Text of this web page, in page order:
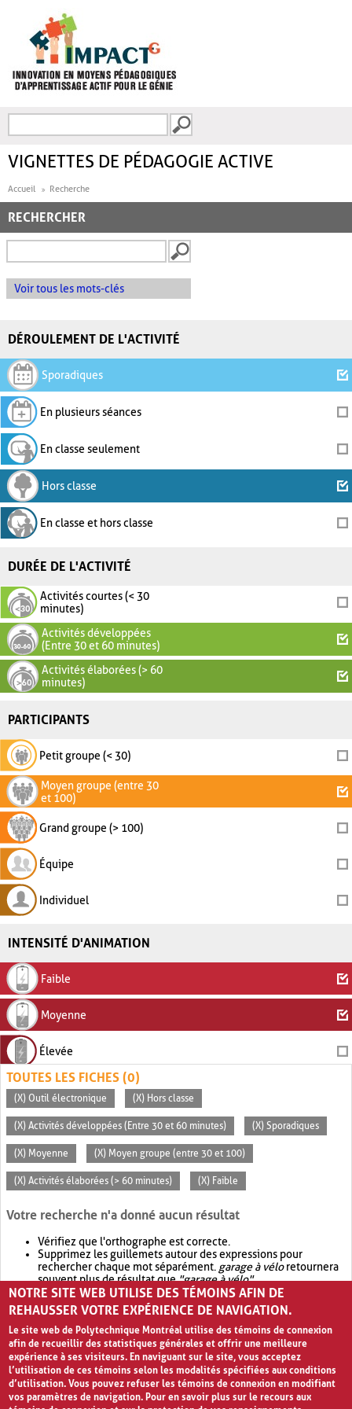
FORMULAIRE DE
VIGNETTES DE PÉDAGOGIE ACTIVE
Accueil Recherche
RECHERCHER
Voir tous les mots-clés
DÉROULEMENT DE L'ACTIVITÉ
Sporadiques
En plusieurs séances
En classe seulement
Hors classe
En classe et hors classe
DURÉE DE L'ACTIVITÉ
Activités courtes (< 30
minutes)
Activités développées
(Entre 30 et 60 minutes)
Activités élaborées (> 60
minutes)
PARTICIPANTS
Petit groupe (< 30)
Moyen groupe (entre 30
et 100)
Grand groupe (> 100)
Équipe
Individuel
INTENSITÉ D'ANIMATION
Faible
Moyenne
Élevée
TOUTES LES FICHES (0)
(X) Outil électronique (X) Hors classe
(X) Activités développées (Entre 30 et 60 minutes) (X) Sporadiques
(X) Moyenne (X) Moyen groupe (entre 30 et 100)
(X) Activités élaborées (> 60 minutes) (X) Faible
Votre recherche n'a donné aucun résultat
Vérifiez que l'orthographe est correcte.
Supprimez les guillemets autour des expressions pour
rechercher chaque mot séparément. garage à véloretournera
souvent plus de résultat que"garage à vélo".
Envisagez d'élargir votre recherche avec OR.garage OR vélo
retournera souvent plus de résultat quegarage à vélo
NOTRE SITE WEB UTILISE DES TÉMOINS AFIN DE
REHAUSSER VOTRE EXPÉRIENCE DE NAVIGATION.
Le site web de Polytechnique Montréal utilise des témoins de connexion
afin de recueillir des statistiques générales et offrir une meilleure
expérience à ses visiteurs. En naviguant sur le site, vous acceptez
l’utilisation de ces témoins selon les modalités spécifiées aux conditions
d’utilisation. Vous pouvez refuser les témoins de connexion en modifiant
vos paramètres de navigation. Pour en savoir plus sur le recours aux